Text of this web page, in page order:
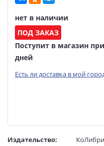
нет в наличии
ПОД ЗАКАЗ
Поступит в магазин
дней
Есть ли доставка в мой
Издательство:
КоЛибри